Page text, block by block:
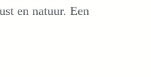
en natuur. Een